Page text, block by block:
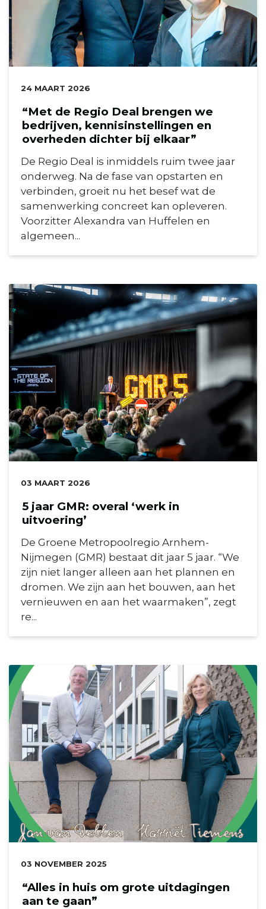
DATUM:
24 MAART 2026
“Met de Regio Deal brengen we
bedrijven, kennisinstellingen en
overheden dichter bij elkaar”
De Regio Deal is inmiddels ruim twee jaar
onderweg. Na de fase van opstarten en
verbinden, groeit nu het besef wat de
samenwerking concreet kan opleveren.
Voorzitter Alexandra van Huffelen en
algemeen...
DATUM:
03 MAART 2026
5 jaar GMR: overal ‘werk in
uitvoering’
De Groene Metropoolregio Arnhem-
Nijmegen (GMR) bestaat dit jaar 5 jaar. “We
zijn niet langer alleen aan het plannen en
dromen. We zijn aan het bouwen, aan het
vernieuwen en aan het waarmaken”, zegt
re...
DATUM:
03 NOVEMBER 2025
“Alles in huis om grote uitdagingen
aan te gaan”